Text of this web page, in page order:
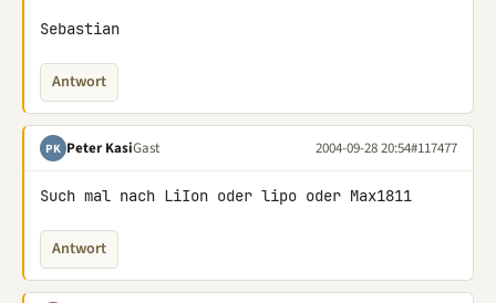
Sebastian
Antwort
PK Peter KasiGast 2004-09-28 20:54#117477
Such mal nach LiIon oder lipo oder Max1811
Antwort